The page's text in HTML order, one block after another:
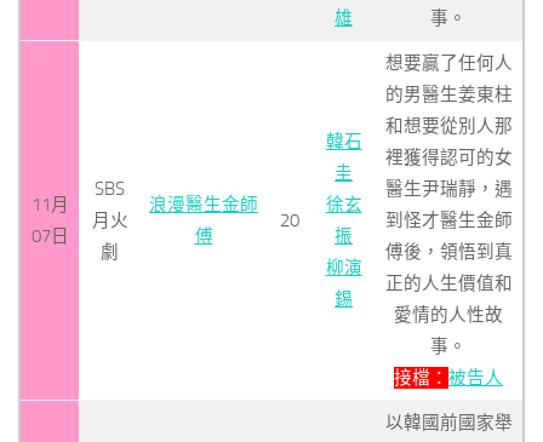
雄
事。
11月
07日
SBS
月火
劇
浪漫醫生金師
傅
20
韓石
圭
徐玄
振
柳演
錫
想要贏了任何人
的男醫生姜東柱
和想要從別人那
裡獲得認可的女
醫生尹瑞靜，遇
到怪才醫生金師
傅後，領悟到真
正的人生價值和
愛情的人性故
事。
接檔： 被告人
以韓國前國家舉